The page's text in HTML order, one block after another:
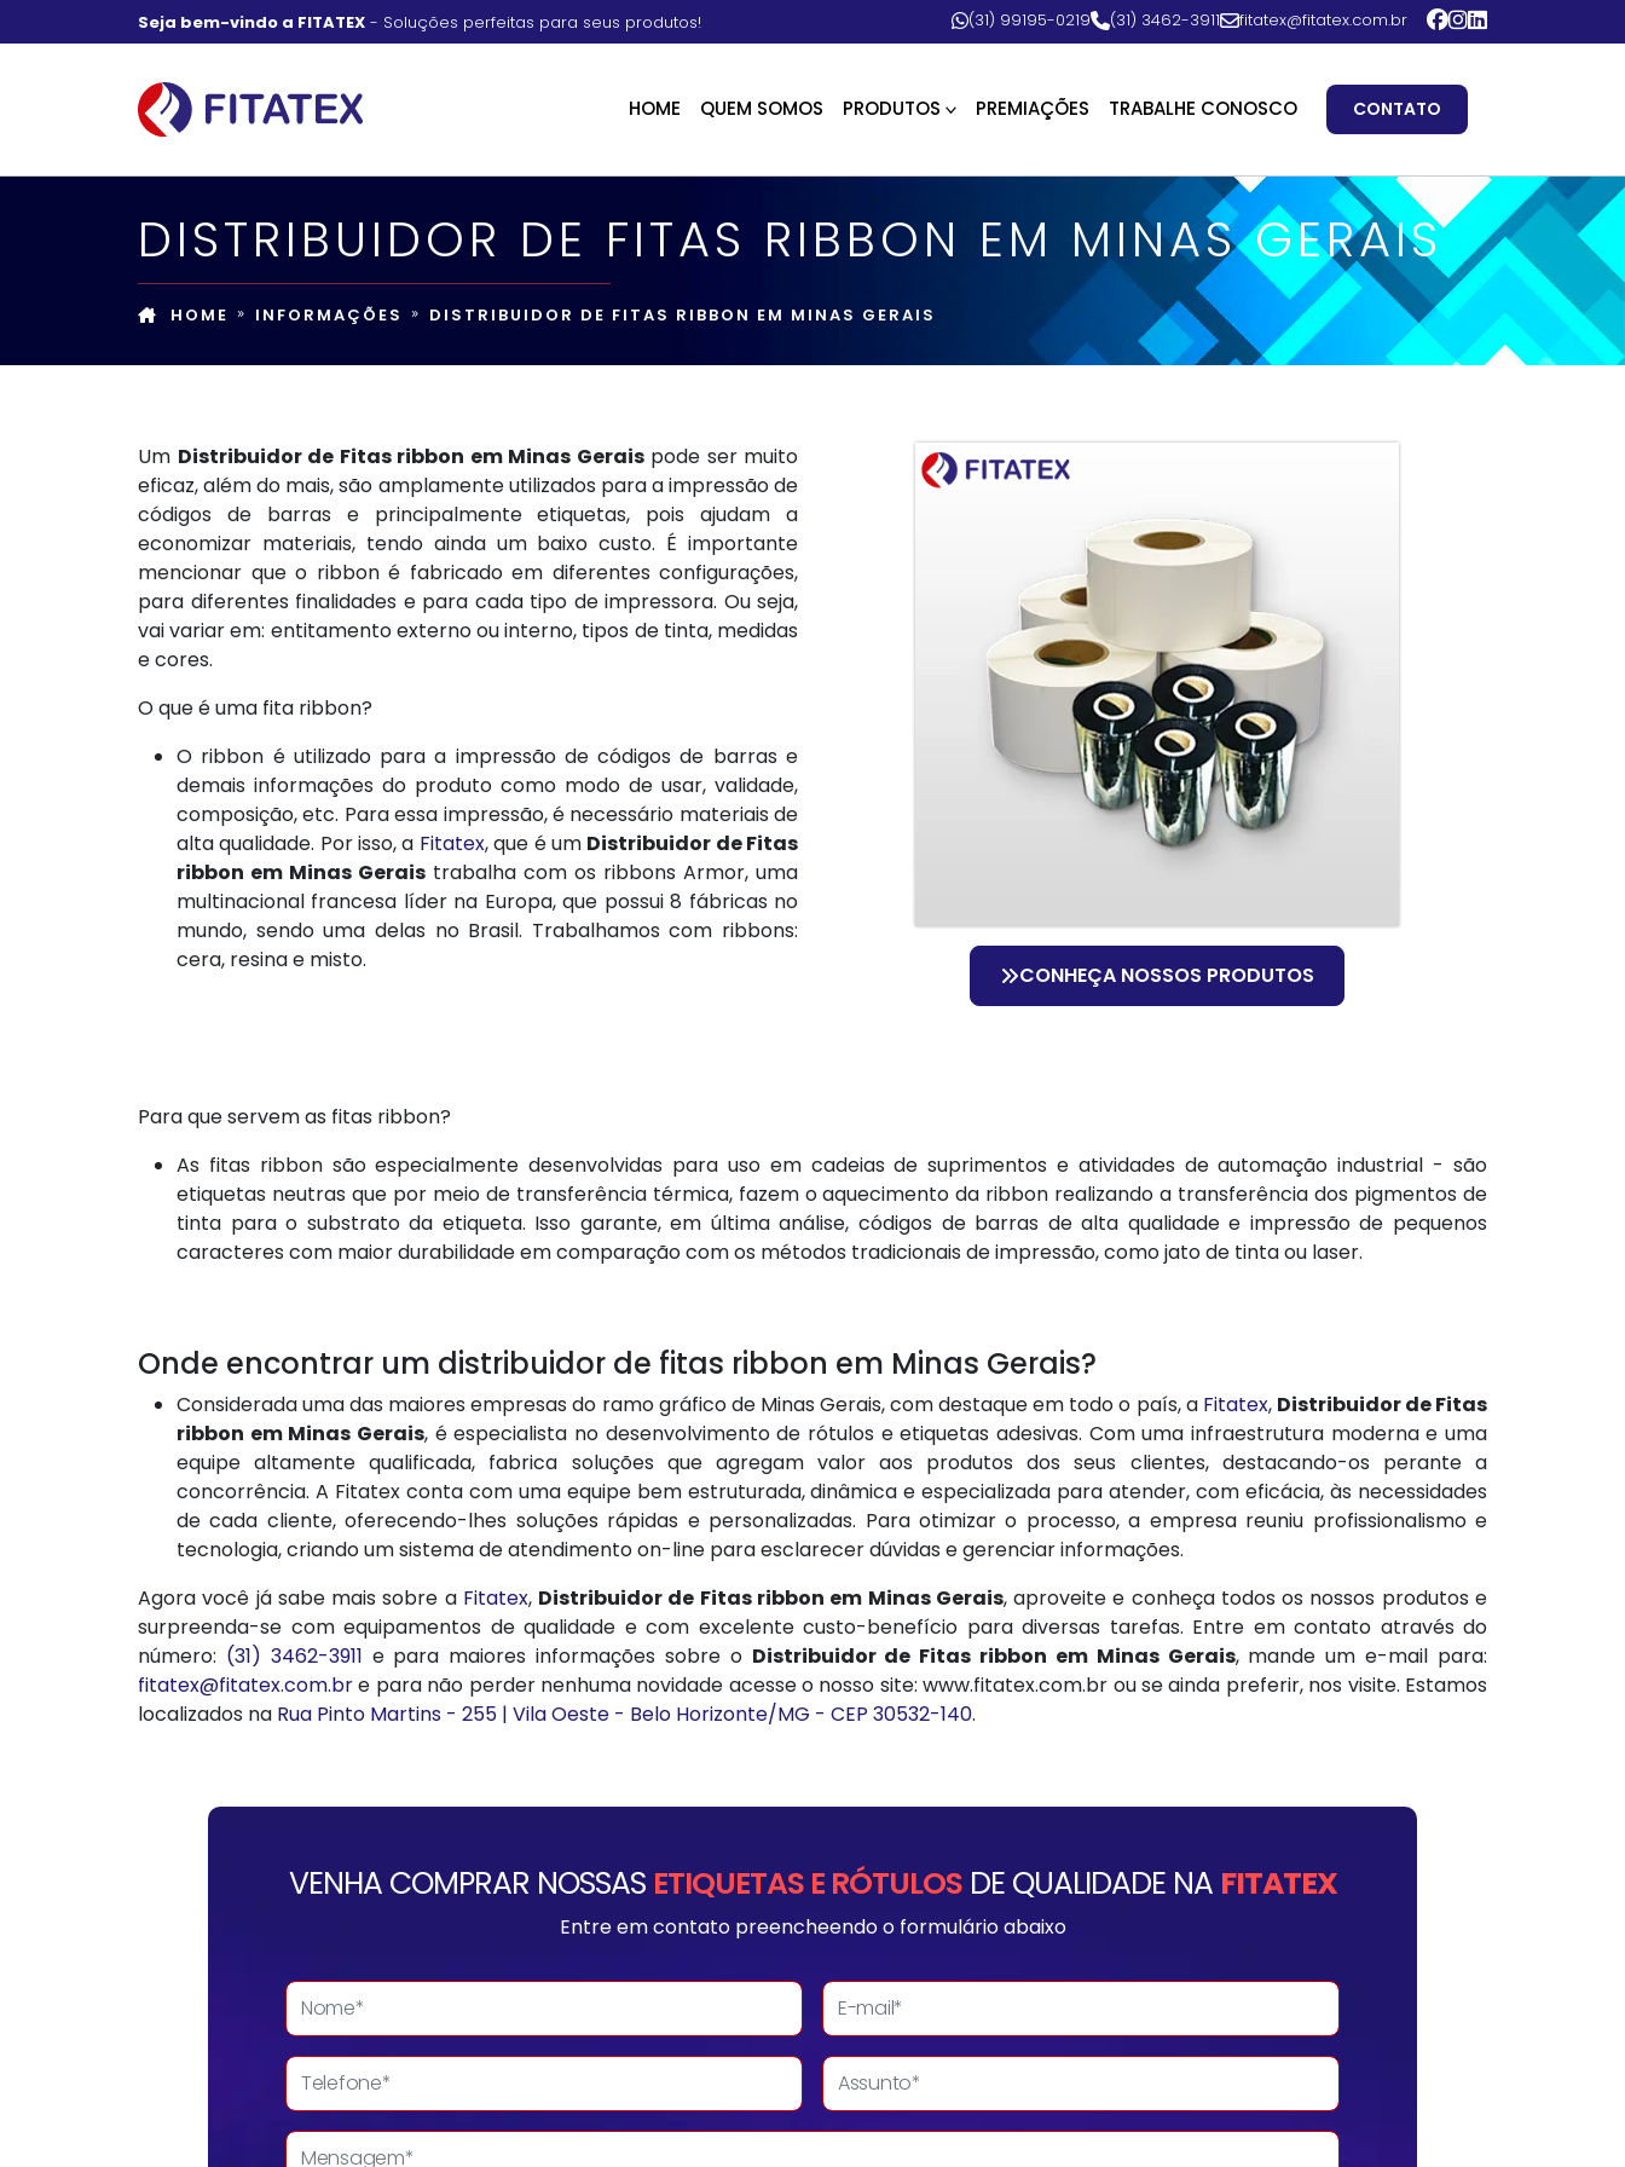
Seja bem-vindo a FITATEX - Soluções perfeitas para seus produtos! (31) 99195-0219 (31) 3462-3911 fitatex@fitatex.com.br
HOME QUEM SOMOS PRODUTOS PREMIAÇÕES TRABALHE CONOSCO CONTATO
DISTRIBUIDOR DE FITAS RIBBON EM MINAS GERAIS
HOME INFORMAÇÕES DISTRIBUIDOR DE FITAS RIBBON EM MINAS GERAIS
Um Distribuidor de Fitas ribbon em Minas Geraispode ser muito
eficaz, além do mais, são amplamente utilizados para a impressão de
códigos de barras e principalmente etiquetas, pois ajudam a
economizar materiais, tendo ainda um baixo custo. É importante
mencionar que o ribbon é fabricado em diferentes configurações,
para diferentes finalidades e para cada tipo de impressora. Ou seja,
vai variar em: entitamento externo ou interno, tipos de tinta, medidas
e cores.
O que é uma fita ribbon?
O ribbon é utilizado para a impressão de códigos de barras e
demais informações do produto como modo de usar, validade,
composição, etc. Para essa impressão, é necessário materiais de
alta qualidade. Por isso, a Fitatex, que é um Distribuidor de Fitas
ribbon em Minas Gerais trabalha com os ribbons Armor, uma
multinacional francesa líder na Europa, que possui 8 fábricas no
mundo, sendo uma delas no Brasil. Trabalhamos com ribbons:
cera, resina e misto.
CONHEÇA NOSSOS PRODUTOS
Para que servem as fitas ribbon?
As fitas ribbon são especialmente desenvolvidas para uso em cadeias de suprimentos e atividades de automação industrial - são
etiquetas neutras que por meio de transferência térmica, fazem o aquecimento da ribbon realizando a transferência dos pigmentos de
tinta para o substrato da etiqueta. Isso garante, em última análise, códigos de barras de alta qualidade e impressão de pequenos
caracteres com maior durabilidade em comparação com os métodos tradicionais de impressão, como jato de tinta ou laser.
Onde encontrar um distribuidor de fitas ribbon em Minas Gerais?
Considerada uma das maiores empresas do ramo gráfico de Minas Gerais, com destaque em todo o país, a Fitatex, Distribuidor de Fitas
ribbon em Minas Gerais, é especialista no desenvolvimento de rótulos e etiquetas adesivas. Com uma infraestrutura moderna e uma
equipe altamente qualificada, fabrica soluções que agregam valor aos produtos dos seus clientes, destacando-os perante a
concorrência. A Fitatex conta com uma equipe bem estruturada, dinâmica e especializada para atender, com eficácia, às necessidades
de cada cliente, oferecendo-lhes soluções rápidas e personalizadas. Para otimizar o processo, a empresa reuniu profissionalismo e
tecnologia, criando um sistema de atendimento on-line para esclarecer dúvidas e gerenciar informações.
Agora você já sabe mais sobre a Fitatex, Distribuidor de Fitas ribbon em Minas Gerais, aproveite e conheça todos os nossos produtos e
surpreenda-se com equipamentos de qualidade e com excelente custo-benefício para diversas tarefas. Entre em contato através do
número: (31) 3462-3911 e para maiores informações sobre o Distribuidor de Fitas ribbon em Minas Gerais, mande um e-mail para:
fitatex@fitatex.com.bre para não perder nenhuma novidade acesse o nosso site: www.fitatex.com.br ou se ainda preferir, nos visite. Estamos
localizados na Rua Pinto Martins - 255 | Vila Oeste - Belo Horizonte/MG - CEP 30532-140.
VENHA COMPRAR NOSSAS ETIQUETAS E RÓTULOSDE QUALIDADE NA FITATEX
Entre em contato preencheendo o formulário abaixo